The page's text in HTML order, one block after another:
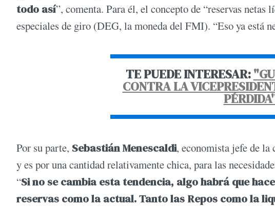
todo así”, comenta. Para él, el concepto de “reservas
especiales de giro (DEG, la moneda del FMI). “Eso ya está
TE PUEDE INTERESAR:
CONTRA LA
Por su parte, Sebastián Menescaldi, economista jefe de la
y es por una cantidad relativamente chica, para las
“Si no se cambia esta tendencia, algo habrá que
reservas como la actual. Tanto las Repos como la